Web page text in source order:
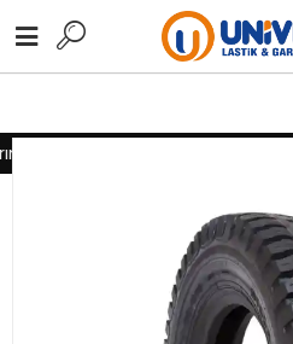
için lütfen iletişime geçiniz